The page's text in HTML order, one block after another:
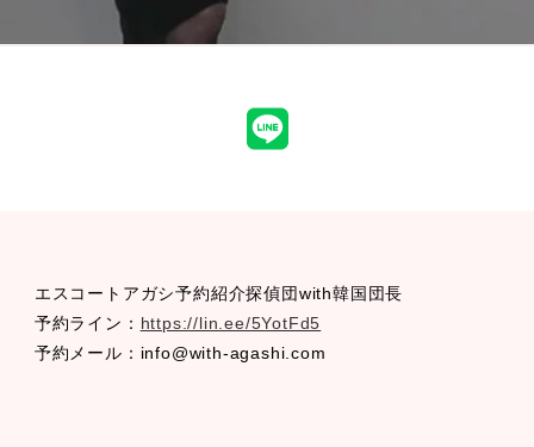
LINE
エスコートアガシ予約紹介探偵団with韓国団長
予約ライン： https://lin.ee/5YotFd5
予約メール：info@with-agashi.com